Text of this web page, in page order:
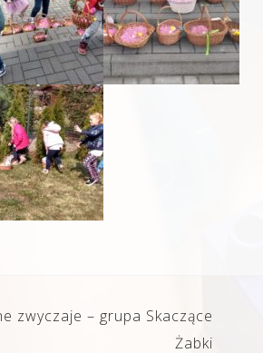
zwyczaje – grupa Skaczące
Żabki